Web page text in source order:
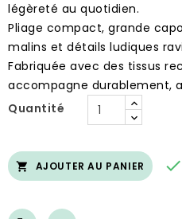
légèreté au quotidien.
Pliage compact, grande
malins et détails ludiques
Fabriquée avec des tissus
accompagne durablement,
Quantité
 AJOUTER AU PANIER 